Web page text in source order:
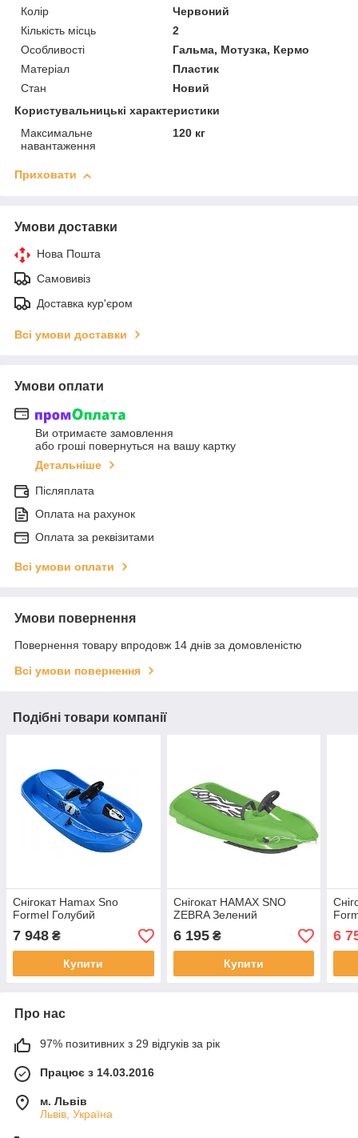
Колір
Червоний
Кількість місць
2
Особливості
Гальма, Мотузка, Кермо
Матеріал
Пластик
Стан
Новий
Користувальницькі характеристики
Максимальне
навантаження
120 кг
Приховати
Умови доставки
Нова Пошта
Самовивіз
Доставка кур'єром
Всі умови доставки
Умови оплати
Ви отримаєте замовлення
або гроші повернуться на вашу картку
Детальніше
Післяплата
Оплата на рахунок
Оплата за реквізитами
Всі умови оплати
Умови повернення
Повернення товару впродовж 14 днів за домовленістю
Всі умови повернення
Подібні товари компанії
Снігокат Hamax Sno
Formel Голубий
7 948 ₴
Купити
Снігокат HAMAX SNO
ZEBRA Зелений
6 195₴
Купити
6
Про нас
97% позитивних з 29 відгуків за рік
Працює з 14.03.2016
м. Львів
Львів, Україна